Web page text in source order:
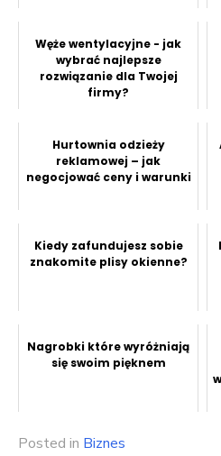
Węże wentylacyjne - jak
wybrać najlepsze
rozwiązanie dla Twojej
firmy?
Hurtownia odzieży
reklamowej – jak
negocjować ceny i warunki
Kiedy zafundujesz sobie
znakomite plisy okienne?
Nagrobki które wyróżniają
się swoim pięknem
Posted in Biznes